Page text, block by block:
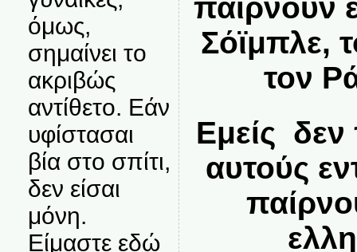
όμως,
σημαίνει το
ακριβώς
αντίθετο. Εάν
υφίστασαι
βία στο σπίτι,
δεν είσαι
μόνη.
Είμαστε εδώ
παίρνουν
Σόϊμπλε,
τον
Εμείς
αυτούς